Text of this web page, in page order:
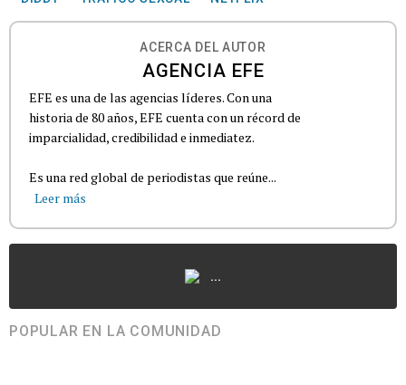
ACERCA DEL AUTOR
AGENCIA EFE
EFE es una de las agencias líderes. Con una
historia de 80 años, EFE cuenta con un récord de
imparcialidad, credibilidad e inmediatez.
Es una red global de periodistas que reúne...
Leer más
...
POPULAR EN LA COMUNIDAD